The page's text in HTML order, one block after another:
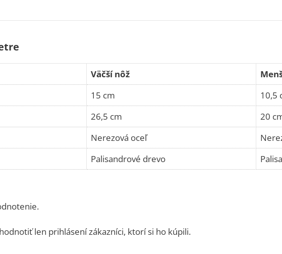
Väčší nôž
15 cm
10,5
26,5 cm
20
Nerezová oceľ
Palisandrové drevo
len prihlásení zákazníci, ktorí si ho kúpili.